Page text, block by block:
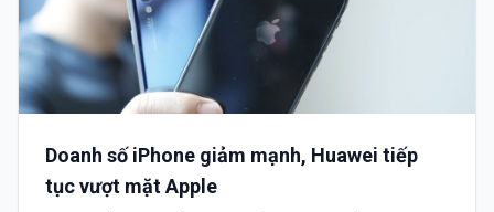
Doanh số iPhone giảm mạnh, Huawei tiếp
tục vượt mặt Apple